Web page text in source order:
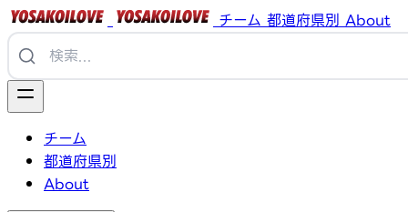
チーム 都道府県別 About
チーム
都道府県別
About